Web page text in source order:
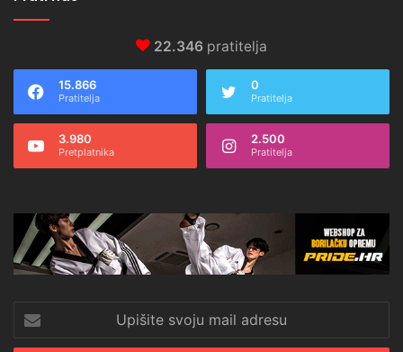
22.346 pratitelja
15.866
Pratitelja
0
Pratitelja
3.980
Pretplatnika
2.500
Pratitelja
svoju
mail